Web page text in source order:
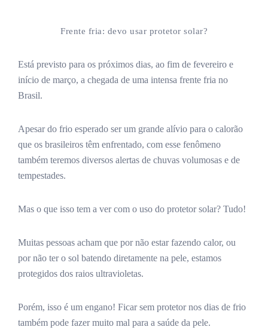
Frente fria: devo usar protetor solar?
Está previsto para os próximos dias, ao fim de fevereiro e
início de março, a chegada de uma intensa frente fria no
Brasil.
Apesar do frio esperado ser um grande alívio para o calorão
que os brasileiros têm enfrentado, com esse fenômeno
também teremos diversos alertas de chuvas volumosas e de
tempestades.
Mas o que isso tem a ver com o uso do protetor solar? Tudo!
Muitas pessoas acham que por não estar fazendo calor, ou
por não ter o sol batendo diretamente na pele, estamos
protegidos dos raios ultravioletas.
Porém, isso é um engano! Ficar sem protetor nos dias de frio
também pode fazer muito mal para a saúde da pele.